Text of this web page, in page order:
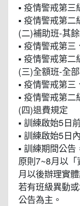
▪ 疫情警戒第
▪ 疫情警戒第
(二)補助班-其
▪ 疫情警戒第
▪ 疫情警戒第
(三)全額班-全
▪ 疫情警戒第
▪ 疫情警戒第
(四)退費規定
▪ 訓練啟始5日
▪ 訓練啟始5日
▪ 訓練期間公
原則7~8月以
月以後辦理實
若有班級異動
公告為主。